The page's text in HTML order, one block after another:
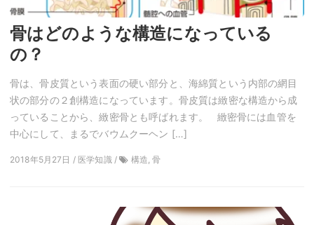
骨はどのような構造になっている
の？
骨は、骨皮質という表面の硬い部分と、海綿質という内部の網目
状の部分の２創構造になっています。骨皮質は緻密な構造から成
っていることから、緻密骨とも呼ばれます。 緻密骨には血管を
中心にして、まるでバウムクーヘン […]
2018年5月27日 / 医学知識 / 構造, 骨